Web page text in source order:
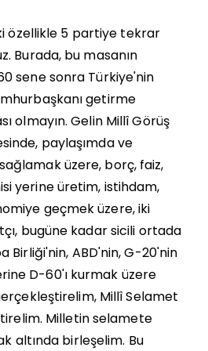
özellikle 5 partiye tekrar
Burada, bu masanın
sene sonra Türkiye'nin
getirme
olmayın. Gelin Millî Görüş
paylaşımda ve
üzere, borç, faiz,
yerine üretim, istihdam,
geçmek üzere, iki
bugüne kadar sicili ortada
Birliği'nin, ABD'nin, G-20'nin
D-60'ı kurmak üzere
Millî Selamet
Milletin selamete
altında birleşelim. Bu